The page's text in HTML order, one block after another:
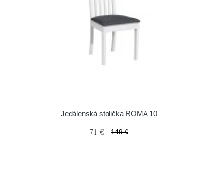
Jedálenská stolička ROMA 10
71 € 149 €